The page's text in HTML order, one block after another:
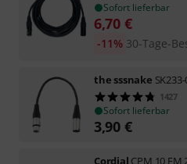
Sofort lieferbar
6,70 €
30-Tage-
-11%
the sssnake
1427
Sofort lieferbar
3,90 €
Cordial CPM 10 FM